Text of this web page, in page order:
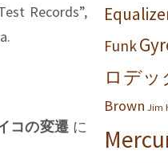
Records”,
コの変遷 に
Funk
ロデッ
Brown Jim